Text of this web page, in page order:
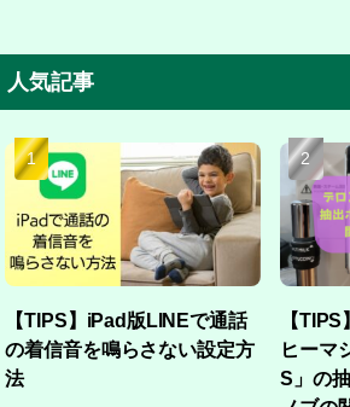
人気記事
【TIPS】iPad版LINEで通話
の着信音を鳴らさない設定方
法
【
ヒーマ
S」の